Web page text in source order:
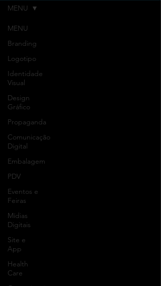
MENU
Branding
Logotipo
Identidade
Visual
Design
Gráfico
Propaganda
Comunicação
Digital
Embalagem
PDV
Eventos e
Feiras
Mídias
Digitais
Site e
App
Health
Care
MENU